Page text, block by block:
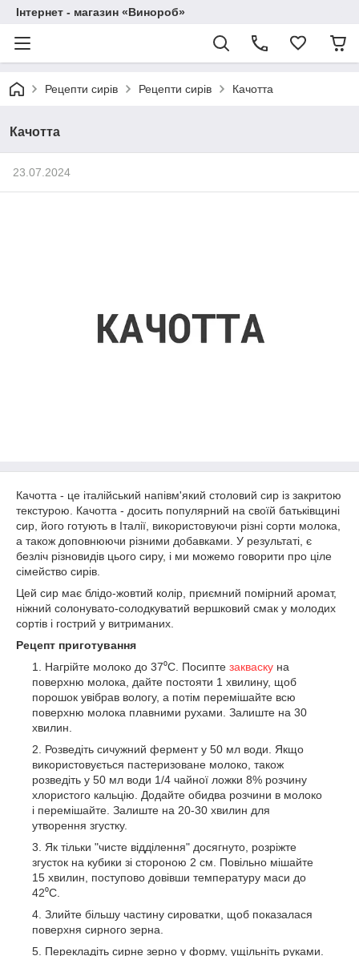
Інтернет - магазин «Винороб»
Рецепти сирів Рецепти сирів Качотта
Качотта
23.07.2024
Качотта - це італійський напівм'який столовий сир із закритою
текстурою. Качотта - досить популярний на своїй батьківщині
сир, його готують в Італії, використовуючи різні сорти молока,
а також доповнюючи різними добавками. У результаті, є
безліч різновидів цього сиру, і ми можемо говорити про ціле
сімейство сирів.
Цей сир має блідо-жовтий колір, приємний помірний аромат,
ніжний солонувато-солодкуватий вершковий смак у молодих
сортів і гострий у витриманих.
Рецепт приготування
Нагрійте молоко до 37⁰С. Посипте закваску на
поверхню молока, дайте постояти 1 хвилину, щоб
порошок увібрав вологу, а потім перемішайте всю
поверхню молока плавними рухами. Залиште на 30
хвилин.
Розведіть сичужний фермент у 50 мл води. Якщо
використовується пастеризоване молоко, також
розведіть у 50 мл води 1/4 чайної ложки 8% розчину
хлористого кальцію. Додайте обидва розчини в молоко
і перемішайте. Залиште на 20-30 хвилин для
утворення згустку.
Як тільки "чисте відділення" досягнуто, розріжте
згусток на кубики зі стороною 2 см. Повільно мішайте
15 хвилин, поступово довівши температуру маси до
42⁰С.
Злийте більшу частину сироватки, щоб показалася
поверхня сирного зерна.
Перекладіть сирне зерно у форму, ущільніть руками.